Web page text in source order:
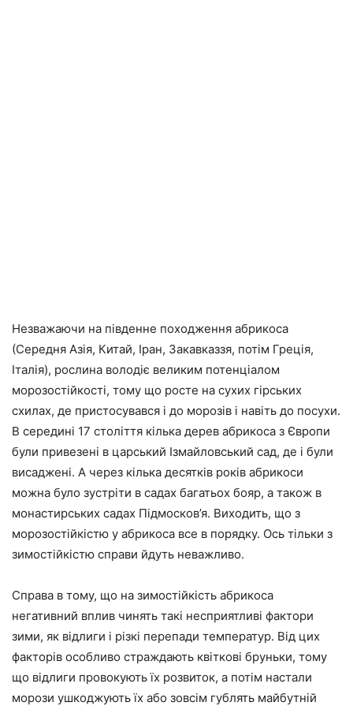
Незважаючи на південне походження абрикоса
(Середня Азія, Китай, Іран, Закавказзя, потім Греція,
Італія), рослина володіє великим потенціалом
морозостійкості, тому що росте на сухих гірських
схилах, де пристосувався і до морозів і навіть до посухи.
В середині 17 століття кілька дерев абрикоса з Європи
були привезені в царський Ізмайловський сад, де і були
висаджені. А через кілька десятків років абрикоси
можна було зустріти в садах багатьох бояр, а також в
монастирських садах Підмосков’я. Виходить, що з
морозостійкістю у абрикоса все в порядку. Ось тільки з
зимостійкістю справи йдуть неважливо.
Справа в тому, що на зимостійкість абрикоса
негативний вплив чинять такі несприятливі фактори
зими, як відлиги і різкі перепади температур. Від цих
факторів особливо страждають квіткові бруньки, тому
що відлиги провокують їх розвиток, а потім настали
морози ушкоджують їх або зовсім гублять майбутній